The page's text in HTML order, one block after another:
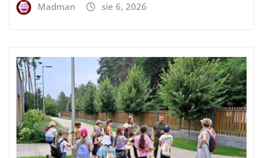
Madman sie 6, 2026